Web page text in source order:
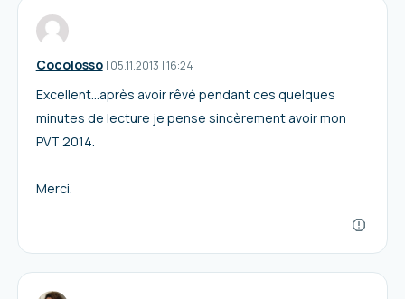
Cocolosso I 05.11.2013 |16:24
Excellent…après avoir rêvé pendant ces quelques
minutes de lecture je pense sincèrement avoir mon
PVT 2014.
Merci.